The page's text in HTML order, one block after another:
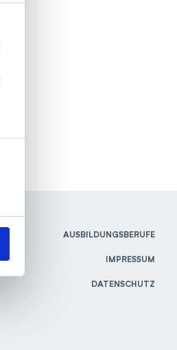
AUSBILDUNGSBERUFE
IMPRESSUM
DATENSCHUTZ